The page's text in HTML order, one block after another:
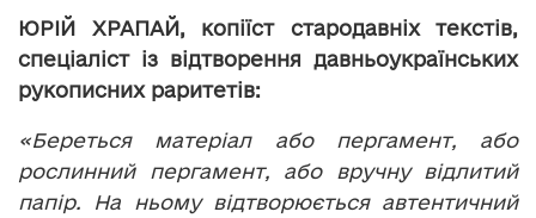
ЮРІЙ ХРАПАЙ, копіїст стародавніх текстів,
спеціаліст із відтворення давньоукраїнських
рукописних раритетів:
«Береться матеріал або пергамент, або
рослинний пергамент, або вручну відлитий
папір. На ньому відтворюється автентичний